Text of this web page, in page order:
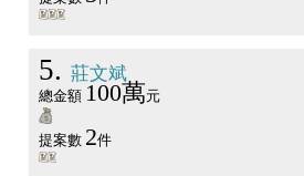
5 莊文斌
總金額 100萬元
提案數 2件